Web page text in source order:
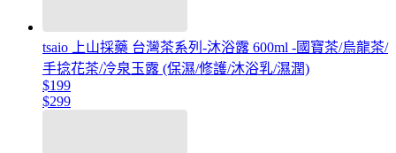
tsaio 上山採藥 台灣茶系列-沐浴露 600ml -國寶茶/烏龍茶/
手捻花茶/冷泉玉露 (保濕/修護/沐浴乳/濕潤)
$199
$299